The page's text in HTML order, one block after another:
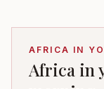
AFRICA IN
Africa in